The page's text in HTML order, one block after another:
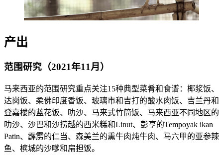
产出
范围研究（2021年11月）
马来西亚的范围研究重点关注15种典型菜肴和食谱：椰浆饭、
达岗饭、柔佛印度香饭、玻璃市和吉打的酸水肉饭、吉兰丹和
登嘉楼的蓝花饭、叻沙、马来式竹筒饭、马来西亚不同地区的
叻沙、沙巴和沙捞越的西米糕和Linut、彭亨的Tempoyak ikan
Patin、霹雳的仁当、森美兰的熏牛肉炖牛肉、马六甲的亚参辣
鱼、槟城的沙嗲和扁担饭。